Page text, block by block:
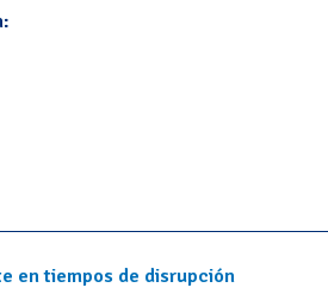
en tiempos de disrupción